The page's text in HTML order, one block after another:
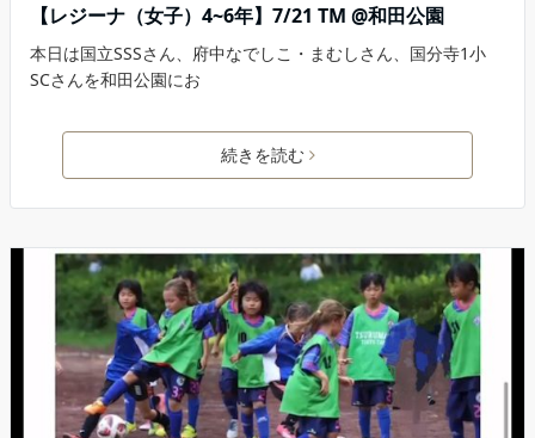
【レジーナ（女子）4~6年】7/21 TM @和田公園
本日は国立SSSさん、府中なでしこ・まむしさん、国分寺1小
SCさんを和田公園にお
続きを読む